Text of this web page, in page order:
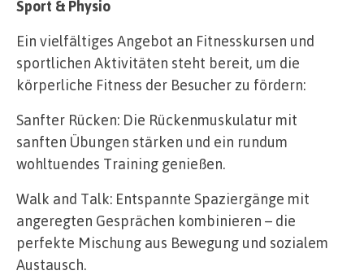
Sport & Physio
Ein vielfältiges Angebot an Fitnesskursen und
sportlichen Aktivitäten steht bereit, um die
körperliche Fitness der Besucher zu fördern:
Sanfter Rücken: Die Rückenmuskulatur mit
sanften Übungen stärken und ein rundum
wohltuendes Training genießen.
Walk and Talk: Entspannte Spaziergänge mit
angeregten Gesprächen kombinieren – die
perfekte Mischung aus Bewegung und sozialem
Austausch.